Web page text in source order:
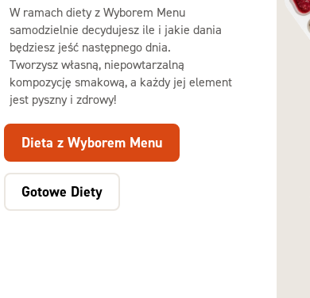
W ramach diety z Wyborem Menu
samodzielnie decydujesz ile i jakie dania
będziesz jeść następnego dnia.
Tworzysz własną, niepowtarzalną
kompozycję smakową, a każdy jej element
jest pyszny i zdrowy!
Dieta z Wyborem Menu
Gotowe Diety